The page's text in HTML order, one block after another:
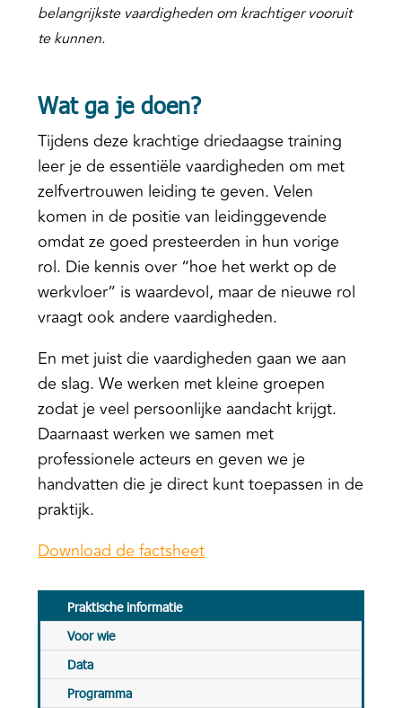
belangrijkste vaardigheden om krachtiger vooruit
te kunnen.
Wat ga je doen?
Tijdens deze krachtige driedaagse training
leer je de essentiële vaardigheden om met
zelfvertrouwen leiding te geven. Velen
komen in de positie van leidinggevende
omdat ze goed presteerden in hun vorige
rol. Die kennis over “hoe het werkt op de
werkvloer” is waardevol, maar de nieuwe rol
vraagt ook andere vaardigheden.
En met juist die vaardigheden gaan we aan
de slag. We werken met kleine groepen
zodat je veel persoonlijke aandacht krijgt.
Daarnaast werken we samen met
professionele acteurs en geven we je
handvatten die je direct kunt toepassen in de
praktijk.
Download de factsheet
Praktische informatie
Voor wie
Data
Programma